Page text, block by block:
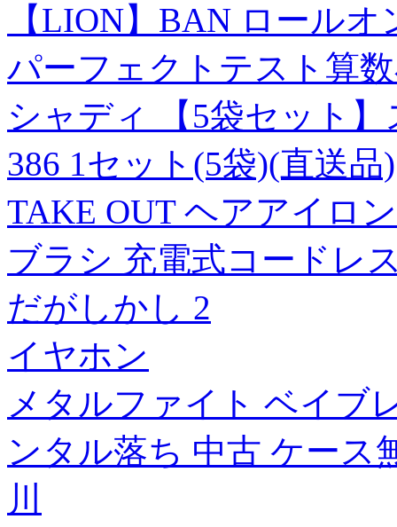
【LION】BAN ロール
パーフェクトテスト算
シャディ 【5袋セット
386 1セット(5袋)(直送品)
TAKE OUT ヘアアイロ
ブラシ 充電式コードレ
だがしかし 2
イヤホン
メタルファイト ベイブ
ンタル落ち 中古 ケース
川